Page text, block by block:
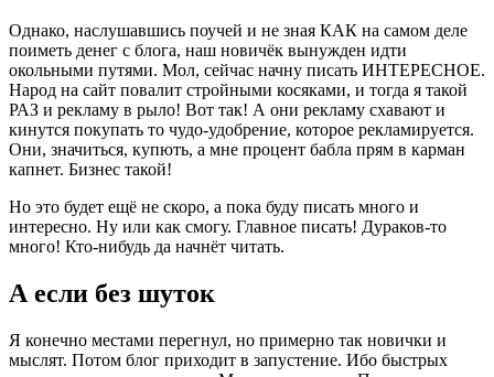
Однако, наслушавшись поучей и не зная КАК на самом деле
поиметь денег с блога, наш новичёк вынужден идти
окольными путями. Мол, сейчас начну писать ИНТЕРЕСНОЕ.
Народ на сайт повалит стройными косяками, и тогда я такой
РАЗ и рекламу в рыло! Вот так! А они рекламу схавают и
кинутся покупать то чудо-удобрение, которое рекламируется.
Они, значиться, купють, а мне процент бабла прям в карман
капнет. Бизнес такой!
Но это будет ещё не скоро, а пока буду писать много и
интересно. Ну или как смогу. Главное писать! Дураков-то
много! Кто-нибудь да начнёт читать.
А если без шуток
Я конечно местами перегнул, но примерно так новички и
мыслят. Потом блог приходит в запустение. Ибо быстрых